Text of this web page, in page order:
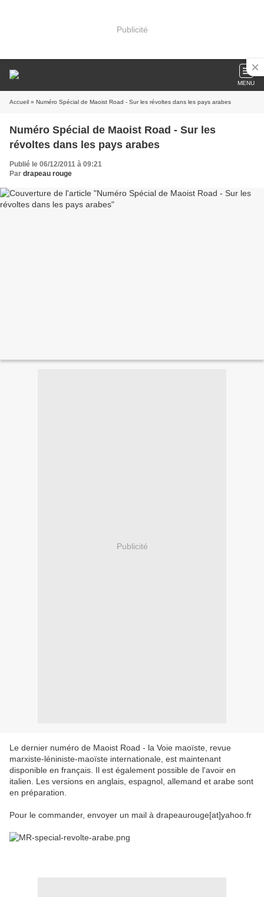
Publicité
MENU
Accueil » Numéro Spécial de Maoist Road - Sur les révoltes dans les pays arabes
Numéro Spécial de Maoist Road - Sur les
révoltes dans les pays arabes
Publié le 06/12/2011 à 09:21
Par drapeau rouge
Publicité
Le dernier numéro de Maoist Road - la Voie maoïste, revue
marxiste-léniniste-maoïste internationale, est maintenant
disponible en français. Il est également possible de l'avoir en
italien. Les versions en anglais, espagnol, allemand et arabe sont
en préparation.
Pour le commander, envoyer un mail à drapeaurouge[at]yahoo.fr